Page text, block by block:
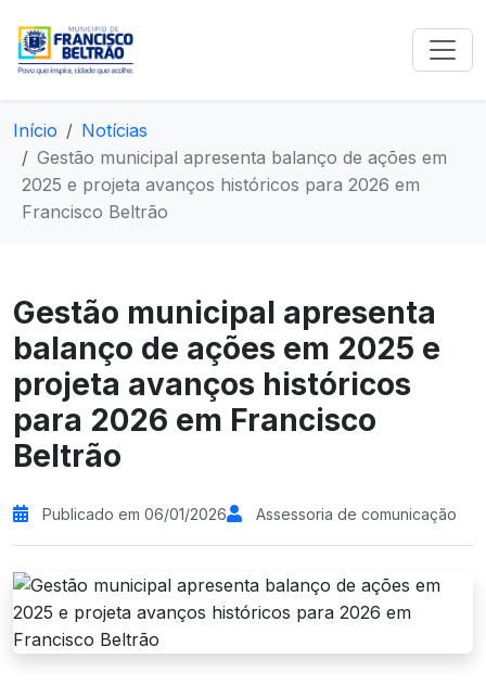
Início
Notícias
Gestão municipal apresenta balanço de ações em
2025 e projeta avanços históricos para 2026 em
Francisco Beltrão
Gestão municipal apresenta
balanço de ações em 2025 e
projeta avanços históricos
para 2026 em Francisco
Beltrão
Publicado em 06/01/2026 Assessoria de comunicação